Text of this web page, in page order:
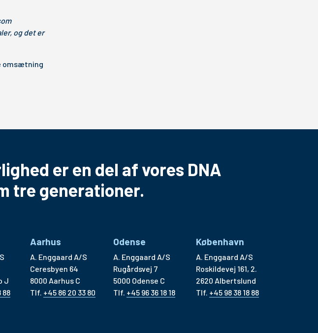
og det er
omsætning
er en del af vores DNA
tre generationer.
J
88
Aarhus
A. Enggaard A/S
Ceresbyen 64
8000 Aarhus C
Tlf. +45 86 20 33 80
Odense
A. Enggaard A/S
Rugårdsvej 7
5000 Odense C
Tlf. +45 96 36 18 18
København
A. Enggaard A/S
Roskildevej 161, 2.
2620 Albertslund
Tlf. +45 98 38 18 88